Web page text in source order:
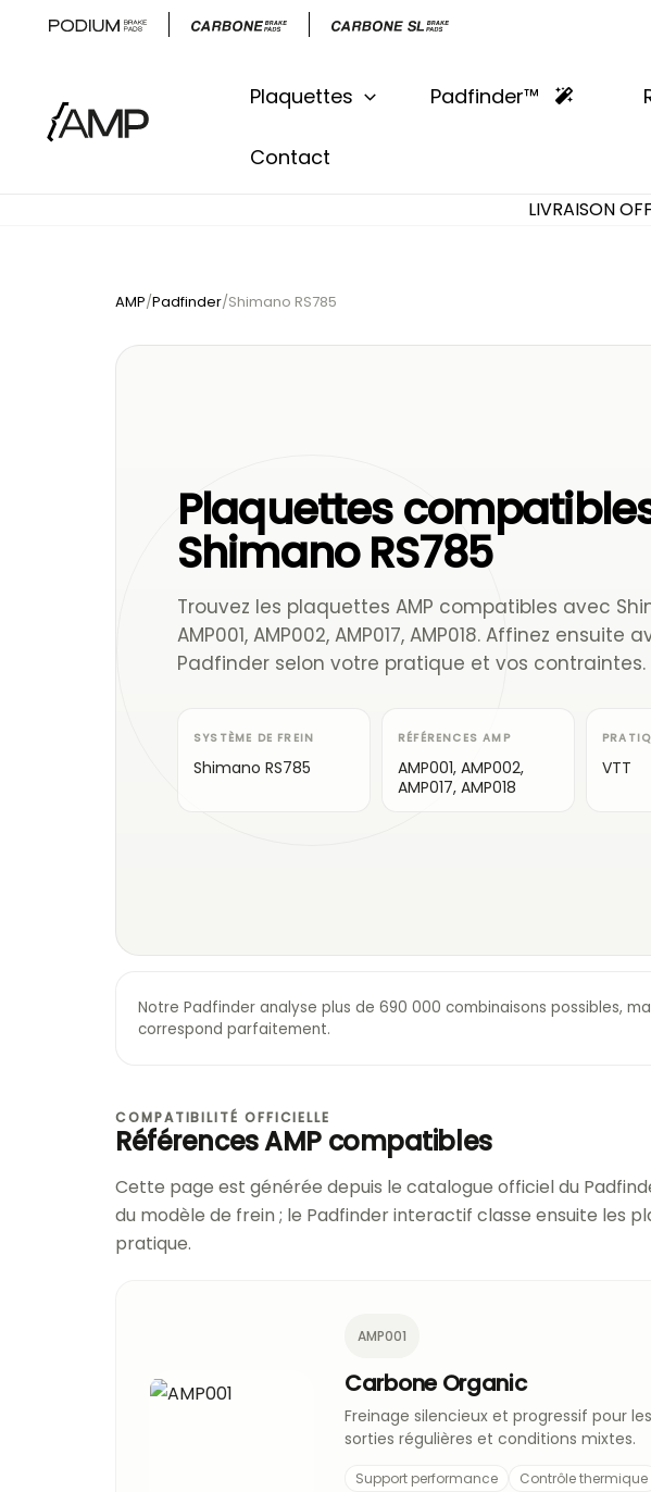
Plaquettes Padfinder™
Contact
LIVRAISON
AMP/Padfinder/Shimano RS785
Plaquettes
Shimano RS785
Trouvez les plaquettes AMP compatibles avec
AMP001, AMP002, AMP017, AMP018. Affinez ensuite
Padfinder selon votre pratique et vos contraintes.
SYSTÈME DE FREIN
Shimano RS785
RÉFÉRENCES AMP
AMP001, AMP002,
AMP017, AMP018
VTT
Notre Padfinder analyse plus de 690 000 combinaisons possibles,
correspond parfaitement.
COMPATIBILITÉ OFFICIELLE
Références AMP compatibles
Cette page est générée depuis le catalogue officiel du
du modèle de frein ; le Padfinder interactif classe ensuite les
pratique.
AMP001
Carbone Organic
Freinage silencieux et progressif pour les
sorties régulières et conditions mixtes.
Support performance
Contrôle thermique